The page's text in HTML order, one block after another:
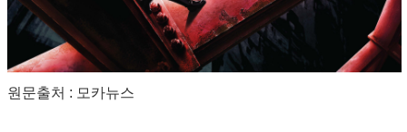
원문출처 : 모카뉴스